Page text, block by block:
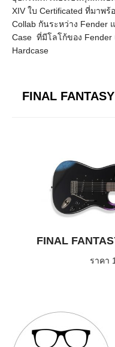
XIV ใบ Certificated ที่มาพ
Collab กันระหว่าง Fender
Case ที่มีโลโก้ของ Fender
Hardcase
FINAL
FINAL
ราคา